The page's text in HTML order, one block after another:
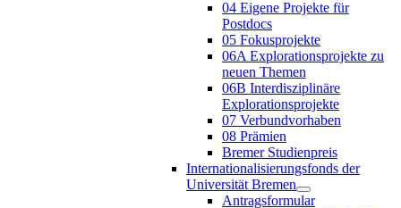
04 Eigene Projekte für
Postdocs
05 Fokusprojekte
06A Explorationsprojekte zu
neuen Themen
06B Interdisziplinäre
Explorationsprojekte
07 Verbundvorhaben
08 Prämien
Bremer Studienpreis
Internationalisierungsfonds der
Universität Bremen
Antragsformular